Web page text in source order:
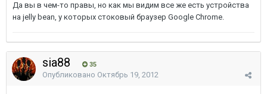
Да вы в чем-то правы, но как мы видим все же есть устройства
на jelly bean, у которых стоковый браузер Google Chrome.
sia88 35
Опубликовано Октябрь 19, 2012